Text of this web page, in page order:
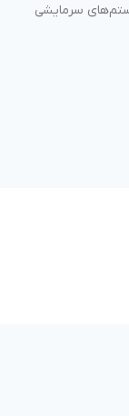
سرمایشی